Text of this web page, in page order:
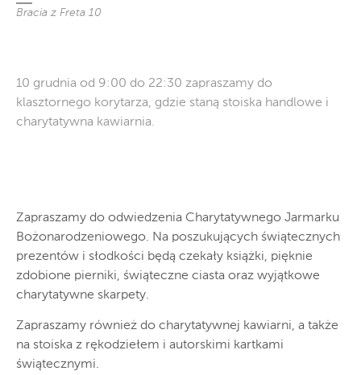
Bracia z Freta 10
10 grudnia od 9:00 do 22:30 zapraszamy do
klasztornego korytarza, gdzie staną stoiska handlowe i
charytatywna kawiarnia.
Zapraszamy do odwiedzenia Charytatywnego Jarmarku
Bożonarodzeniowego. Na poszukujących świątecznych
prezentów i słodkości będą czekały książki, pięknie
zdobione pierniki, świąteczne ciasta oraz wyjątkowe
charytatywne skarpety.
Zapraszamy również do charytatywnej kawiarni, a także
na stoiska z rękodziełem i autorskimi kartkami
świątecznymi.